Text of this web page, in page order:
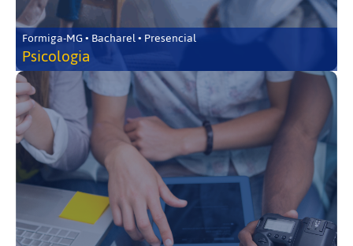
Formiga-MG • Bacharel • Presencial
Psicologia